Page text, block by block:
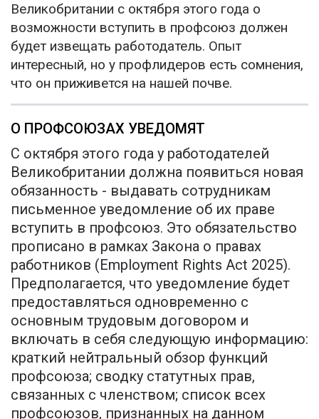
Великобритании с октября этого года о
возможности вступить в профсоюз должен
будет извещать работодатель. Опыт
интересный, но у профлидеров есть сомнения,
что он приживется на нашей почве.
О ПРОФСОЮЗАХ УВЕДОМЯТ
С октября этого года у работодателей
Великобритании должна появиться новая
обязанность - выдавать сотрудникам
письменное уведомление об их праве
вступить в профсоюз. Это обязательство
прописано в рамках Закона о правах
работников (Employment Rights Act 2025).
Предполагается, что уведомление будет
предоставляться одновременно с
основным трудовым договором и
включать в себя следующую информацию:
краткий нейтральный обзор функций
профсоюза; сводку статутных прав,
связанных с членством; список всех
профсоюзов, признанных на данном